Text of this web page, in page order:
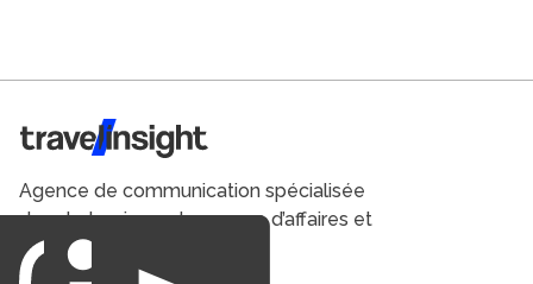
Travel Insight
Agence de communication spécialisée
dans le tourisme du voyage d’affaires et
du loisirs.